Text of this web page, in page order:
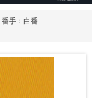
番手：白番